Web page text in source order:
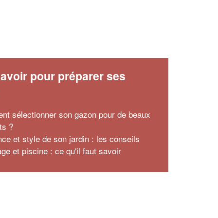
pour préparer ses
sélectionner son gazon pour de beaux
?
et style de son jardin : les conseils
et piscine : ce qu'il faut savoir